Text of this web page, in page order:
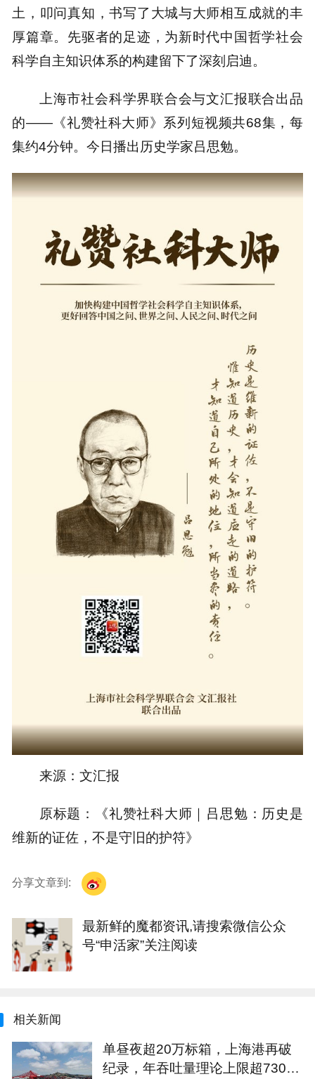
土，叩问真知，书写了大城与大师相互成就的丰
厚篇章。先驱者的足迹，为新时代中国哲学社会
科学自主知识体系的构建留下了深刻启迪。
上海市社会科学界联合会与文汇报联合出品
的——《礼赞社科大师》系列短视频共68集，每
集约4分钟。今日播出历史学家吕思勉。
来源：文汇报
原标题：《礼赞社科大师｜吕思勉：历史是
维新的证佐，不是守旧的护符》
分享文章到:
最新鲜的魔都资讯,请搜索微信公众
号“申活家”关注阅读
相关新闻
单昼夜超20万标箱，上海港再破
纪录，年吞吐量理论上限超7300